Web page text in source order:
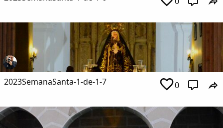
2023SemanaSanta-1-de-1-7 0